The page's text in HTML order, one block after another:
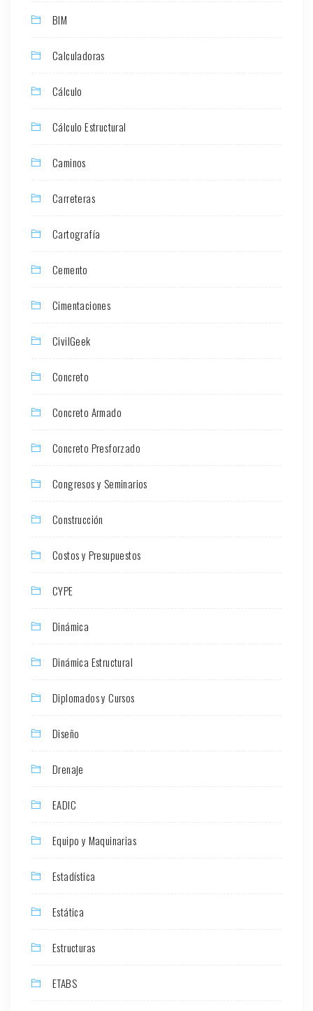
BIM
Calculadoras
Cálculo
Cálculo Estructural
Caminos
Carreteras
Cartografía
Cemento
Cimentaciones
CivilGeek
Concreto
Concreto Armado
Concreto Presforzado
Congresos y Seminarios
Construcción
Costos y Presupuestos
CYPE
Dinámica
Dinámica Estructural
Diplomados y Cursos
Diseño
Drenaje
EADIC
Equipo y Maquinarias
Estadística
Estática
Estructuras
ETABS